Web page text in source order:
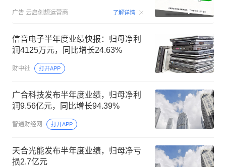
广告 云启创想运营商 了解详情 00:15
信音电子半年度业绩快报：归母净利
润4125万元，同比增长24.63%
财中社 打开APP
广合科技发布半年度业绩，归母净利
润9.56亿元，同比增长94.39%
智通财经网 打开APP
天合光能发布半年度业绩，归母净亏
损2.7亿元